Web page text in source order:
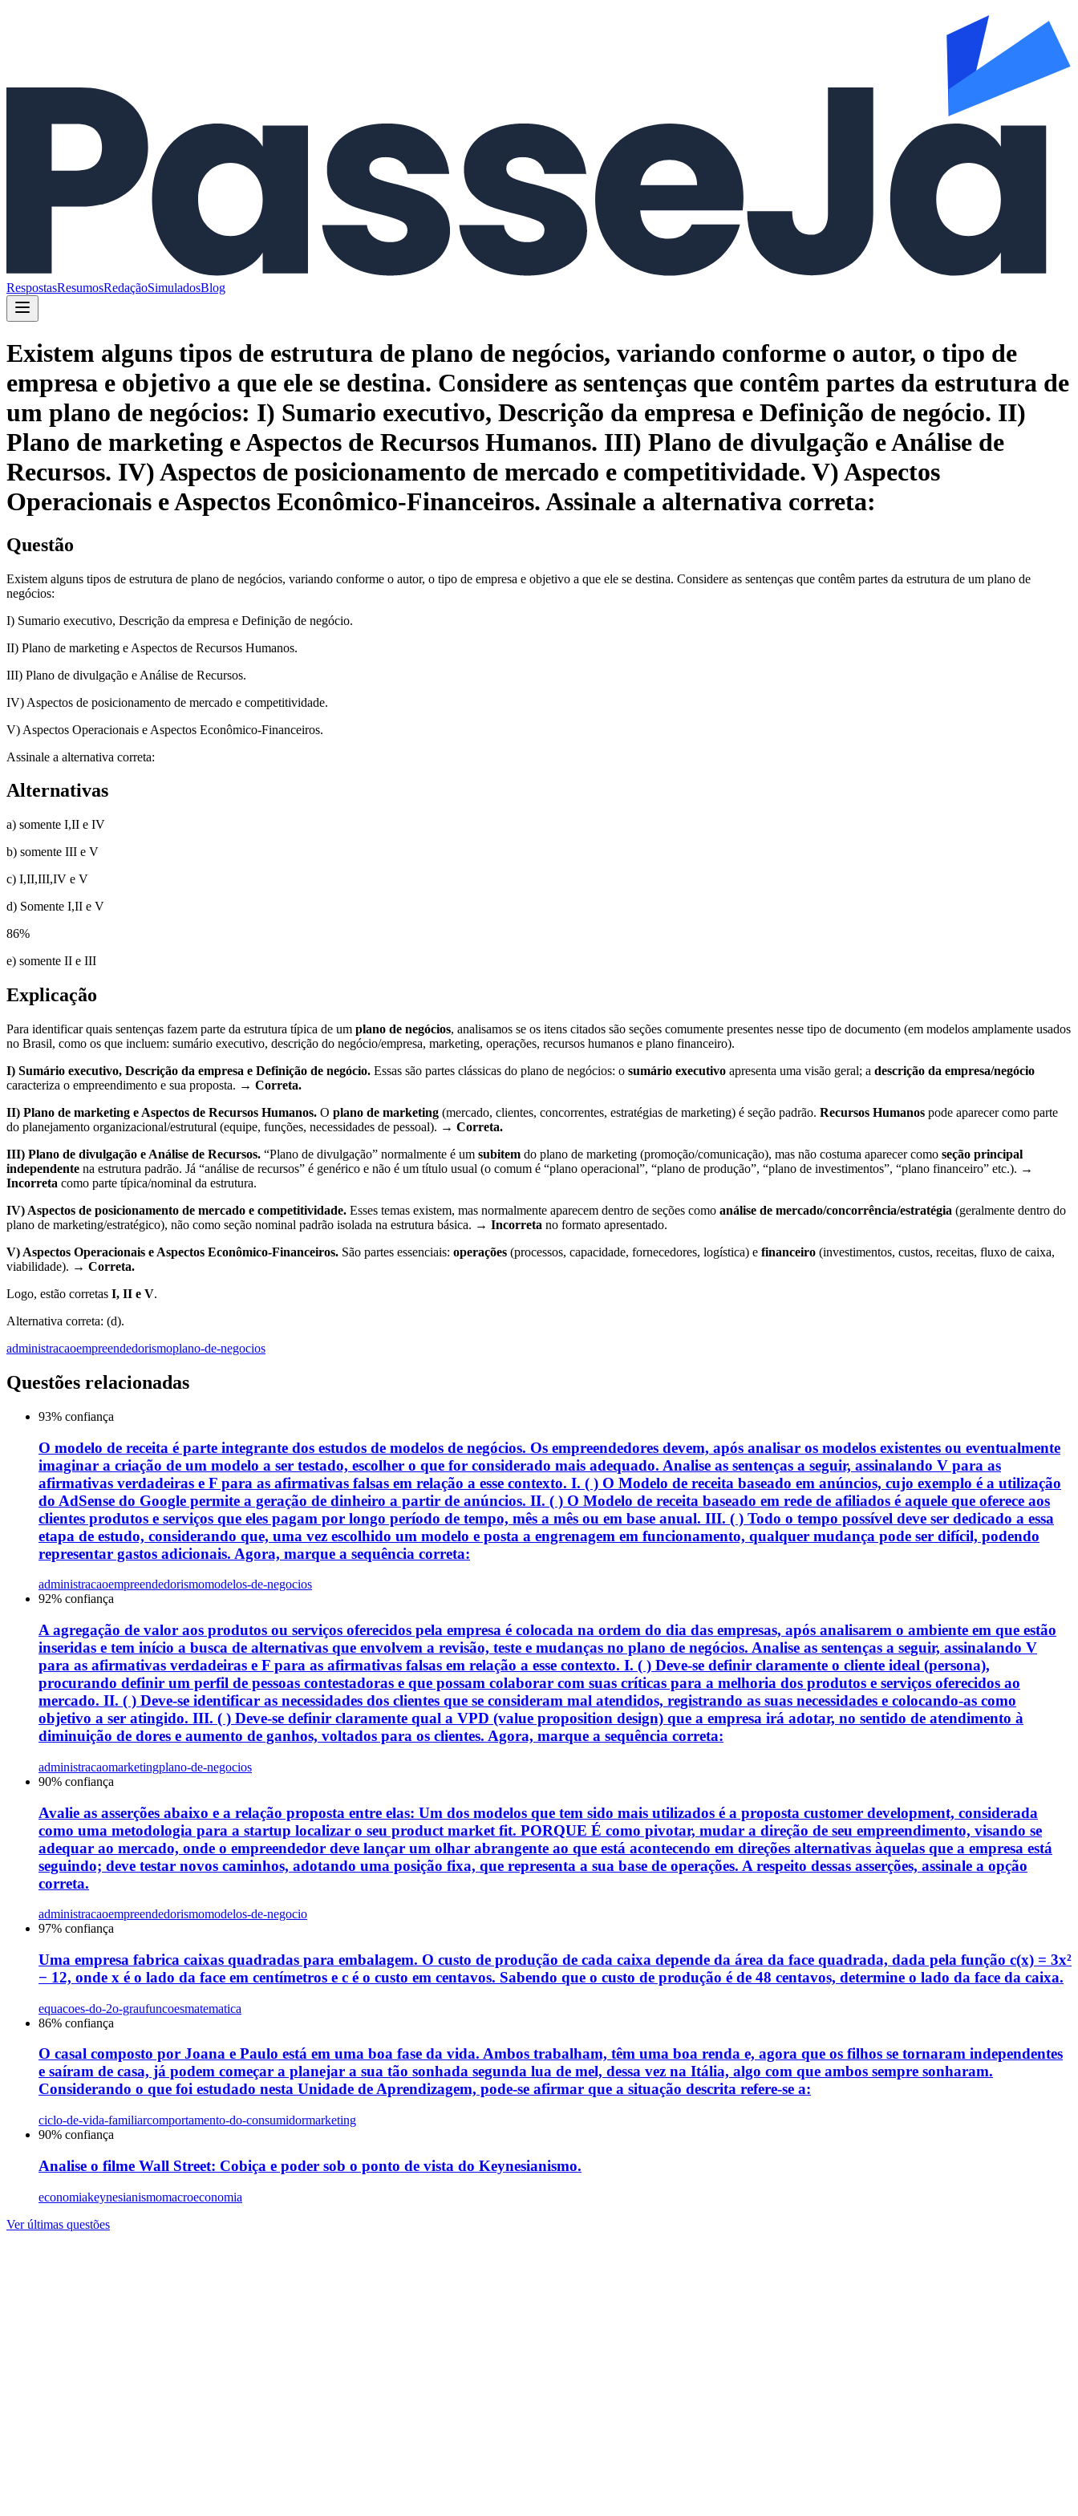
RespostasResumosRedaçãoSimuladosBlog
Existem alguns tipos de estrutura de plano de negócios, variando conforme o autor, o tipo de
empresa e objetivo a que ele se destina. Considere as sentenças que contêm partes da estrutura de
um plano de negócios: I) Sumario executivo, Descrição da empresa e Definição de negócio. II)
Plano de marketing e Aspectos de Recursos Humanos. III) Plano de divulgação e Análise de
Recursos. IV) Aspectos de posicionamento de mercado e competitividade. V) Aspectos
Operacionais e Aspectos Econômico-Financeiros. Assinale a alternativa correta:
Questão
Existem alguns tipos de estrutura de plano de negócios, variando conforme o autor, o tipo de empresa e objetivo a que ele se destina. Considere as sentenças que contêm partes da estrutura de um plano de
negócios:
I) Sumario executivo, Descrição da empresa e Definição de negócio.
II) Plano de marketing e Aspectos de Recursos Humanos.
III) Plano de divulgação e Análise de Recursos.
IV) Aspectos de posicionamento de mercado e competitividade.
V) Aspectos Operacionais e Aspectos Econômico-Financeiros.
Assinale a alternativa correta:
Alternativas
a) somente I,II e IV
b) somente III e V
c) I,II,III,IV e V
d) Somente I,II e V
86%
e) somente II e III
Explicação
Para identificar quais sentenças fazem parte da estrutura típica de um plano de negócios, analisamos se os itens citados são seções comumente presentes nesse tipo de documento (em modelos amplamente usados
no Brasil, como os que incluem: sumário executivo, descrição do negócio/empresa, marketing, operações, recursos humanos e plano financeiro).
I) Sumário executivo, Descrição da empresa e Definição de negócio. Essas são partes clássicas do plano de negócios: o sumário executivo apresenta uma visão geral; a descrição da empresa/negócio
caracteriza o empreendimento e sua proposta. → Correta.
II) Plano de marketing e Aspectos de Recursos Humanos. O plano de marketing (mercado, clientes, concorrentes, estratégias de marketing) é seção padrão. Recursos Humanos pode aparecer como parte
do planejamento organizacional/estrutural (equipe, funções, necessidades de pessoal). → Correta.
III) Plano de divulgação e Análise de Recursos. “Plano de divulgação” normalmente é um subitem do plano de marketing (promoção/comunicação), mas não costuma aparecer como seção principal
independente na estrutura padrão. Já “análise de recursos” é genérico e não é um título usual (o comum é “plano operacional”, “plano de produção”, “plano de investimentos”, “plano financeiro” etc.). →
Incorreta como parte típica/nominal da estrutura.
IV) Aspectos de posicionamento de mercado e competitividade. Esses temas existem, mas normalmente aparecem dentro de seções como análise de mercado/concorrência/estratégia (geralmente dentro do
plano de marketing/estratégico), não como seção nominal padrão isolada na estrutura básica. → Incorreta no formato apresentado.
V) Aspectos Operacionais e Aspectos Econômico-Financeiros. São partes essenciais: operações (processos, capacidade, fornecedores, logística) e financeiro (investimentos, custos, receitas, fluxo de caixa,
viabilidade). → Correta.
Logo, estão corretas I, II e V.
Alternativa correta: (d).
administracaoempreendedorismoplano-de-negocios
Questões relacionadas
93% confiança
O modelo de receita é parte integrante dos estudos de modelos de negócios. Os empreendedores devem, após analisar os modelos existentes ou eventualmente
imaginar a criação de um modelo a ser testado, escolher o que for considerado mais adequado. Analise as sentenças a seguir, assinalando V para as
afirmativas verdadeiras e F para as afirmativas falsas em relação a esse contexto. I. ( ) O Modelo de receita baseado em anúncios, cujo exemplo é a utilização
do AdSense do Google permite a geração de dinheiro a partir de anúncios. II. ( ) O Modelo de receita baseado em rede de afiliados é aquele que oferece aos
clientes produtos e serviços que eles pagam por longo período de tempo, mês a mês ou em base anual. III. ( ) Todo o tempo possível deve ser dedicado a essa
etapa de estudo, considerando que, uma vez escolhido um modelo e posta a engrenagem em funcionamento, qualquer mudança pode ser difícil, podendo
representar gastos adicionais. Agora, marque a sequência correta:
administracaoempreendedorismomodelos-de-negocios
92% confiança
A agregação de valor aos produtos ou serviços oferecidos pela empresa é colocada na ordem do dia das empresas, após analisarem o ambiente em que estão
inseridas e tem início a busca de alternativas que envolvem a revisão, teste e mudanças no plano de negócios. Analise as sentenças a seguir, assinalando V
para as afirmativas verdadeiras e F para as afirmativas falsas em relação a esse contexto. I. ( ) Deve-se definir claramente o cliente ideal (persona),
procurando definir um perfil de pessoas contestadoras e que possam colaborar com suas críticas para a melhoria dos produtos e serviços oferecidos ao
mercado. II. ( ) Deve-se identificar as necessidades dos clientes que se consideram mal atendidos, registrando as suas necessidades e colocando-as como
objetivo a ser atingido. III. ( ) Deve-se definir claramente qual a VPD (value proposition design) que a empresa irá adotar, no sentido de atendimento à
diminuição de dores e aumento de ganhos, voltados para os clientes. Agora, marque a sequência correta:
administracaomarketingplano-de-negocios
90% confiança
Avalie as asserções abaixo e a relação proposta entre elas: Um dos modelos que tem sido mais utilizados é a proposta customer development, considerada
como uma metodologia para a startup localizar o seu product market fit. PORQUE É como pivotar, mudar a direção de seu empreendimento, visando se
adequar ao mercado, onde o empreendedor deve lançar um olhar abrangente ao que está acontecendo em direções alternativas àquelas que a empresa está
seguindo; deve testar novos caminhos, adotando uma posição fixa, que representa a sua base de operações. A respeito dessas asserções, assinale a opção
correta.
administracaoempreendedorismomodelos-de-negocio
97% confiança
Uma empresa fabrica caixas quadradas para embalagem. O custo de produção de cada caixa depende da área da face quadrada, dada pela função c(x) = 3x²
− 12, onde x é o lado da face em centímetros e c é o custo em centavos. Sabendo que o custo de produção é de 48 centavos, determine o lado da face da caixa.
equacoes-do-2o-graufuncoesmatematica
86% confiança
O casal composto por Joana e Paulo está em uma boa fase da vida. Ambos trabalham, têm uma boa renda e, agora que os filhos se tornaram independentes
e saíram de casa, já podem começar a planejar a sua tão sonhada segunda lua de mel, dessa vez na Itália, algo com que ambos sempre sonharam.
Considerando o que foi estudado nesta Unidade de Aprendizagem, pode-se afirmar que a situação descrita refere-se a:
ciclo-de-vida-familiarcomportamento-do-consumidormarketing
90% confiança
Analise o filme Wall Street: Cobiça e poder sob o ponto de vista do Keynesianismo.
economiakeynesianismomacroeconomia
Ver últimas questões